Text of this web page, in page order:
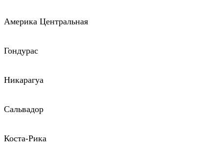
Америка Центральная
Гондурас
Никарагуа
Сальвадор
Коста-Рика